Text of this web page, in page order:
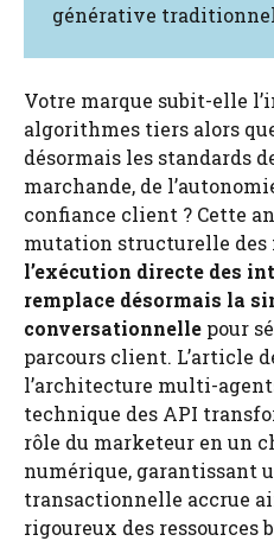
générative
Votre marque subit-elle
algorithmes tiers alors
désormais les standards
marchande, de
confiance client ? Cette
mutation structurelle des
l’exécution directe des
remplace désormais la
conversationnelle pour
parcours client. L’article
l’architecture multi-
technique des API
rôle du marketeur en un
numérique, garantissant
transactionnelle accrue
rigoureux des ressources